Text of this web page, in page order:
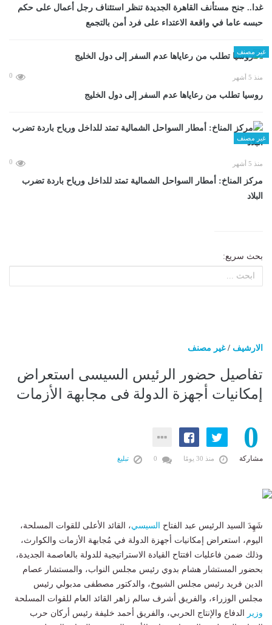
غدا.. جنح مستأنف القاهرة الجديدة تنظر استئناف رجل أعمال على حكم
حبسه عاما في واقعة الاعتداء على فرد أمن بالتجمع
غير مصنف
منذ 5 أشهر 0
روسيا تطلب من رعاياها عدم السفر إلى دول الخليج
غير مصنف
منذ 5 أشهر 0
مركز المناخ: أمطار السواحل الشمالية تمتد للداخل ورياح باردة تضرب
البلاد
بحث سريع:
الارشيف /غير مصنف
تفاصيل حضور الرئيس السيسى استعراض
إمكانيات أجهزة الدولة فى مجابهة الأزمات
0
مشاركة منذ 30 يومًا تبليغ
شَهِدَ السيد الرئيس عبد الفتاح السيسي، القائد الأعلى للقوات المسلحة،
اليوم، استعراض إمكانيات أجهزة الدولة في مُجابهة الأزمات والكوارث،
وذلك ضمن فاعليات افتتاح القيادة الاستراتيجية للدولة بالعاصمة الجديدة،
بحضور المستشار هشام بدوي رئيس مجلس النواب، والمستشار عصام
الدين فريد رئيس مجلس الشيوخ، والدكتور مصطفى مدبولي رئيس
مجلس الوزراء، والفريق أشرف سالم زاهر القائد العام للقوات المسلحة
وزير
الدفاع والإنتاج الحربي، والفريق أحمد خليفة رئيس أركان حرب